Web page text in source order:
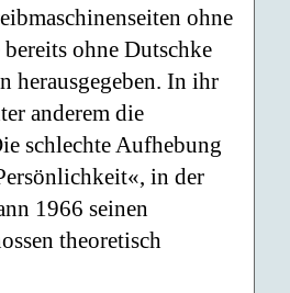
ohne
ohne Dutschke
herausgegeben. In ihr
anderem die
schlechte Aufhebung
in der
1966 seinen
theoretisch